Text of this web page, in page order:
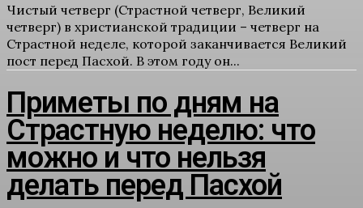
Чистый четверг (Страстной четверг, Великий
четверг) в христианской традиции – четверг на
Страстной неделе, которой заканчивается Великий
пост перед Пасхой. В этом году он...
Приметы по дням на
Страстную неделю: что
можно и что нельзя
делать перед Пасхой